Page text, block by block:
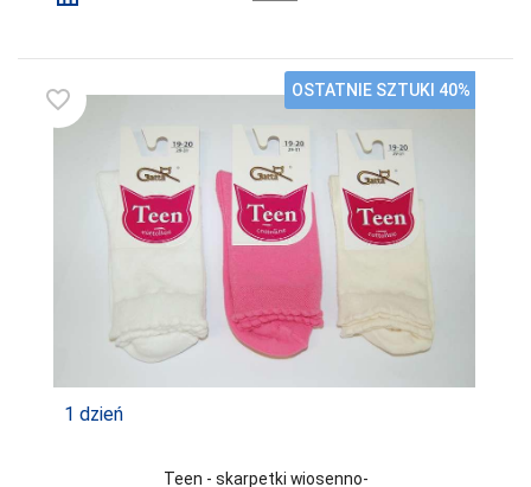
favorite_border OSTATNIE SZTUKI 40%
1 dzień
Teen - skarpetki wiosenno-